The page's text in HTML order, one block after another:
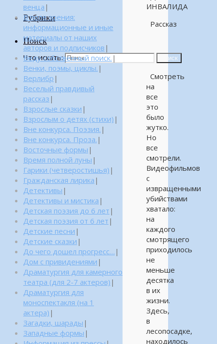
Рубрики
Поиск
Что искать: Поиск
ИНВАЛИДА
Рассказ
Смотреть
на
все
это
было
жутко.
Но
все
смотрели.
Видеофильмов
с
извращенными
убийствами
хватало:
на
каждого
смотрящего
приходилось
не
меньше
десятка
в их
жизни.
Здесь,
в
лесопосадке,
находилось
венца |
В поле зрения:
информационные и иные
материалы от наших
авторов и подписчиков |
Веду собственный поиск. |
Венки, поэмы, циклы. |
Верлибр |
Веселый правдивый
рассказ |
Взрослые сказки |
Взрослым о детях (стихи) |
Вне конкурса. Поэзия. |
Вне конкурса. Проза. |
Восточные формы |
Время полной луны |
Гарики (четверостишья) |
Гражданская лирика |
Детективы |
Детективы и мистика |
Детская поэзия до 6 лет |
Детская поэзия от 6 лет |
Детские песни |
Детские сказки |
До чего дошел прогресс… |
Дом с привидениями |
Драматургия для камерного
театра (для 2-7 актеров) |
Драматургия для
моноспектакля (на 1
актера) |
Загадки, шарады |
Западные формы |